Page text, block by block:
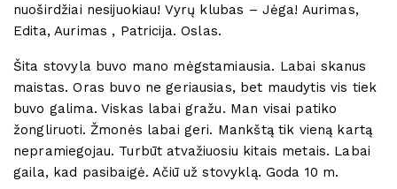
nuoširdžiai nesijuokiau! Vyrų klubas – Jėga! Aurimas,
Edita, Aurimas , Patricija. Oslas.
Šita stovyla buvo mano mėgstamiausia. Labai skanus
maistas. Oras buvo ne geriausias, bet maudytis vis tiek
buvo galima. Viskas labai gražu. Man visai patiko
žongliruoti. Žmonės labai geri. Mankštą tik vieną kartą
nepramiegojau. Turbūt atvažiuosiu kitais metais. Labai
gaila, kad pasibaigė. Ačiū už stovyklą. Goda 10 m.